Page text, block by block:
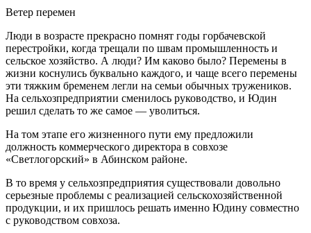
Ветер перемен
Люди в возрасте прекрасно помнят годы горбачевской
перестройки, когда трещали по швам промышленность и
сельское хозяйство. А люди? Им каково было? Перемены в
жизни коснулись буквально каждого, и чаще всего перемены
эти тяжким бременем легли на семьи обычных тружеников.
На сельхозпредприятии сменилось руководство, и Юдин
решил сделать то же самое — уволиться.
На том этапе его жизненного пути ему предложили
должность коммерческого директора в совхозе
«Светлогорский» в Абинском районе.
В то время у сельхозпредприятия существовали довольно
серьезные проблемы с реализацией сельскохозяйственной
продукции, и их пришлось решать именно Юдину совместно
с руководством совхоза.